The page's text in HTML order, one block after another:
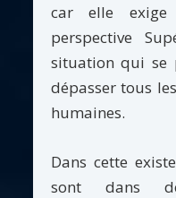
car elle
perspective
situation qui se
dépasser tous
humaines.
Dans cette
sont dans